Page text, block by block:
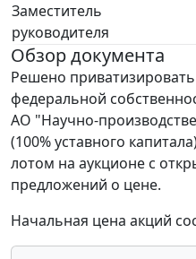
Заместитель
руководителя
Обзор документа
Решено
федеральной
АО "Научно-
(100% уставного
лотом на аукционе с
предложений о цене.
Начальная цена акций